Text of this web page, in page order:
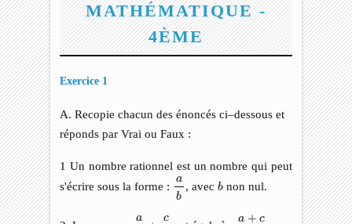
MATHÉMATIQUE -
4ÈME
Exercice 1
A. Recopie chacun des énoncés ci–dessous et
réponds par Vrai ou Faux :
1 Un nombre rationnel est un nombre qui peut
s'écrire sous la forme :
a
b
ab
, avec b
bnon nul.
a
c
ab d a + c
a+ c +